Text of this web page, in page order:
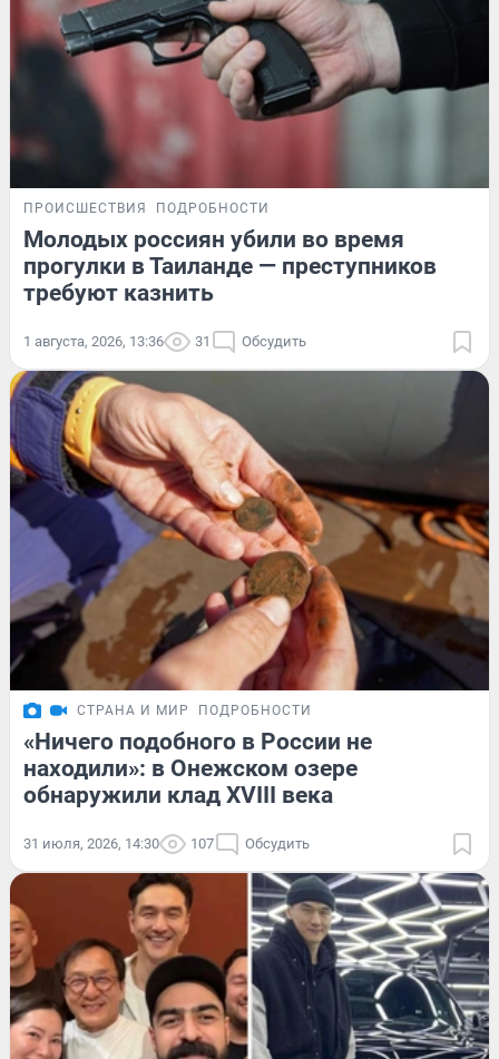
ПРОИСШЕСТВИЯ ПОДРОБНОСТИ
Молодых россиян убили во время
прогулки в Таиланде — преступников
требуют казнить
1 августа, 2026, 13:36 31 Обсудить
СТРАНА И МИР ПОДРОБНОСТИ
«Ничего подобного в России не
находили»: в Онежском озере
обнаружили клад XVIII века
31 июля, 2026, 14:30 107 Обсудить